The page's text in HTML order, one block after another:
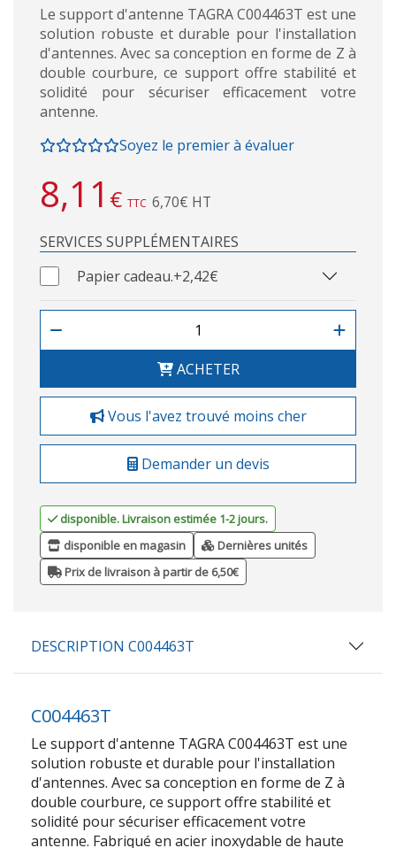
Le support d'antenne TAGRA C004463T est une
solution robuste et durable pour l'installation
d'antennes. Avec sa conception en forme de Z à
double courbure, ce support offre stabilité et
solidité pour sécuriser efficacement votre
antenne.
Soyez le premier à évaluer
8,11 € TTC 6,70€ HT
SERVICES SUPPLÉMENTAIRES
Papier cadeau.+2,42€
ACHETER
Vous l'avez trouvé moins cher
Demander un devis
disponible. Livraison estimée 1-2 jours.
disponible en magasin
Dernières unités
Prix de livraison à partir de 6,50€
DESCRIPTION C004463T
C004463T
Le support d'antenne TAGRA C004463T est une
solution robuste et durable pour l'installation
d'antennes. Avec sa conception en forme de Z à
double courbure, ce support offre stabilité et
solidité pour sécuriser efficacement votre
antenne. Fabriqué en acier inoxydable de haute